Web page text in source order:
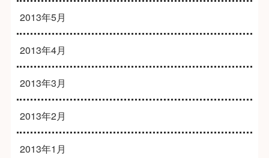
2013年5月
2013年4月
2013年3月
2013年2月
2013年1月